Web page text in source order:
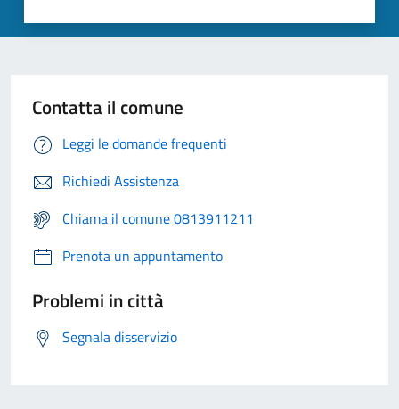
Contatta il comune
Leggi le domande frequenti
Richiedi Assistenza
Chiama il comune 0813911211
Prenota un appuntamento
Problemi in città
Segnala disservizio